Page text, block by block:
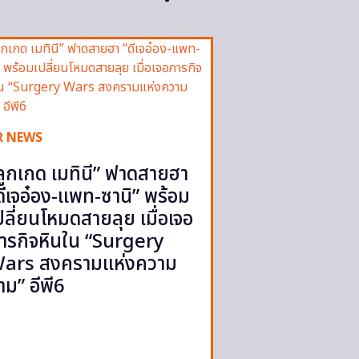
NEWS
กเกด เมทินี” ฟาดสายฮา
เจอ๋อง-แพท-ซานิ” พร้อม
ลี่ยนโหมดสายลุย เมื่อเจอ
รกิจหินใน “Surgery
สงครามแห่งความ
ม” อีพี6